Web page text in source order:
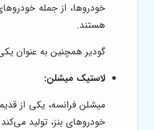
خودروها، از جمله
هستند.
گودیر همچنین به عنوان
لاستیک میشلن:
خودروهای بنز، تولید